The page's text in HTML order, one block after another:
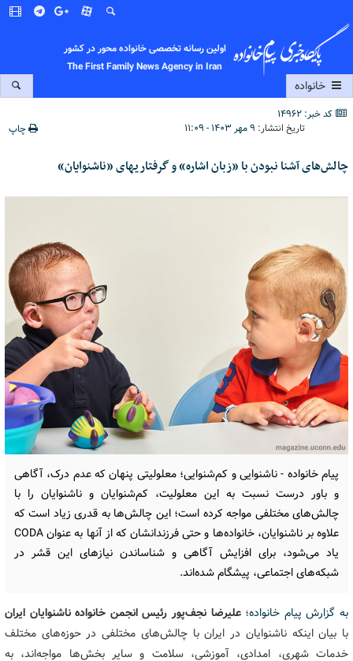
اولین رسانه تخصصی خانواده محور در کشور
The First Family News Agency in Iran
خانواده
کد خبر: 14962
تاریخ انتشار: ۹ مهر ۱۴۰۳ - ۱۱:۰۹ چاپ
چالش‌های آشنا نبودن با «زبان اشاره» و گرفتاریهای «ناشنوایان»
پیام خانواده - ناشنوایی و کم‌شنوایی؛ معلولیتی پنهان که عدم درک، آگاهی
و باور درست نسبت به این معلولیت، کم‌شنوایان و ناشنوایان را با
چالش‌های مختلفی مواجه کرده است؛ این چالش‌ها به قدری زیاد است که
علاوه بر ناشنوایان، خانواده‌ها و حتی فرزندانشان که از آنها به عنوان CODA
یاد می‌شود، برای افزایش آگاهی و شناساندن نیازهای این قشر در
شبکه‌های اجتماعی، پیشگام شده‌اند.
به گزارش پیام خانواده؛علیرضا نجف‌پور رئیس انجمن خانواده ناشنوایان ایران
با بیان اینکه ناشنوایان در ایران با چالش‌های مختلفی در حوزه‌های مختلف
خدمات شهری، امدادی، آموزشی، سلامت و سایر بخش‌ها مواجه‌اند، به